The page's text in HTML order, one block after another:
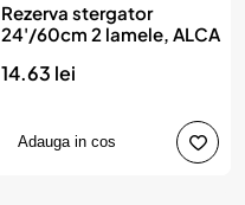
Rezerva stergator
24'/60cm 2 lamele, ALCA
14.63 lei
Adauga in cos